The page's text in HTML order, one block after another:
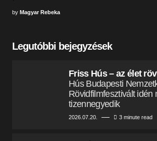
by Magyar Rebeka
Legutóbbi bejegyzések
Friss Hús – az élet
Hús Budapesti
Rövidfilmfesztivált idén
tizennegyedik
2026.07.20. 3 minute read